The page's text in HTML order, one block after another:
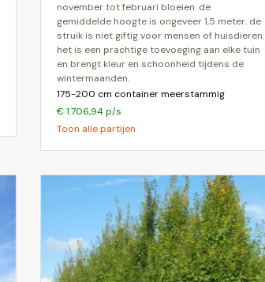
november tot februari bloeien. de
gemiddelde hoogte is ongeveer 1,5 meter. de
struik is niet giftig voor mensen of huisdieren.
het is een prachtige toevoeging aan elke tuin
en brengt kleur en schoonheid tijdens de
wintermaanden.
175-200 cm container meerstammig
€ 1.706,94 p/s
Toon alle partijen